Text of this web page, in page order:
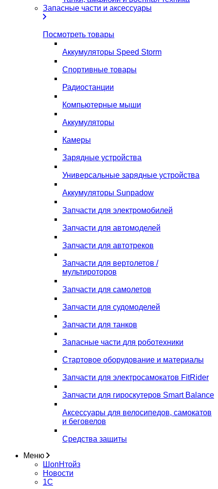
Запасные части и аксессуары
Посмотреть товары
Аккумуляторы Speed Storm
Спортивные товары
Радиостанции
Компьютерные мыши
Аккумуляторы
Камеры
Зарядные устройства
Универсальные зарядные устройства
Аккумуляторы Sunpadow
Запчасти для электромобилей
Запчасти для автомоделей
Запчасти для автотреков
Запчасти для вертолетов /
мультироторов
Запчасти для самолетов
Запчасти для судомоделей
Запчасти для танков
Запасные части для роботехники
Стартовое оборудование и материалы
Запчасти для электросамокатов FitRider
Запчасти для гироскутеров Smart Balance
Аксессуары для велосипедов, самокатов
и беговелов
Средства защиты
Меню
ШопНтойз
Новости
1C